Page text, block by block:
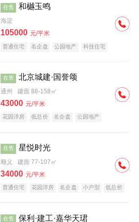
在售 和樾玉鸣
海淀
105000 元/平米
普通住宅 名企盘 公园地产 科技住宅
在售 北京城建·国誉颂
通州 建面 88-158㎡
43000 元/平米
花园洋房 低总价 名企盘 公园地产
在售 星悦时光
顺义 建面 77-107㎡
34000 元/平米
普通住宅 花园洋房 名企盘 小户型 低总价
在售 保利·建工·嘉华天珺